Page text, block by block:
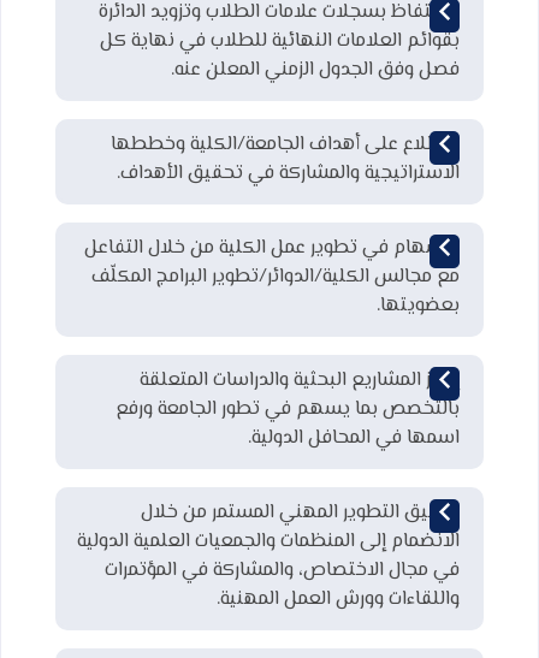
الاحتفاظ بسجلات علامات الطلاب وتزويد الدائرة
بقوائم العلامات النهائية للطلاب في نهاية كل
فصل وفق الجدول الزمني المعلن عنه.
الاطلاع على أهداف الجامعة/الكلية وخططها
الاستراتيجية والمشاركة في تحقيق الأهداف.
الاسهام في تطوير عمل الكلية من خلال التفاعل
مع مجالس الكلية/الدوائر/تطوير البرامج المكلّف
بعضويتها.
إنجاز المشاريع البحثية والدراسات المتعلقة
بالتخصص بما يسهم في تطور الجامعة ورفع
اسمها في المحافل الدولية.
تحقيق التطوير المهني المستمر من خلال
الانضمام إلى المنظمات والجمعيات العلمية الدولية
في مجال الاختصاص، والمشاركة في المؤتمرات
واللقاءات وورش العمل المهنية.